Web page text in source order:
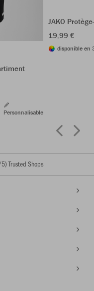
Personnalisable
JAKO
19,99 €
disponible en
Trusted Shops